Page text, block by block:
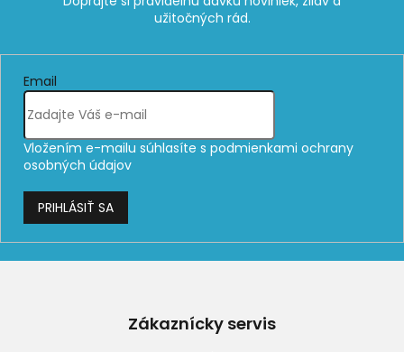
Email
Vložením e-mailu súhlasíte s podmienkami ochrany
osobných údajov
PRIHLÁSIŤ SA
Zákaznícky servis